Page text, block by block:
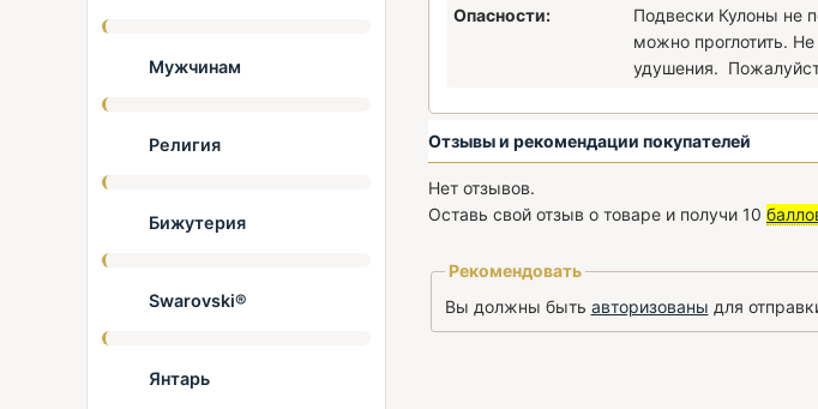
Мужчинам
Религия
Бижутерия
Swarovski®
Янтарь
Опасности:
Подвески Кулоны не
можно проглотить.
удушения.
Отзывы и рекомендации покупателей
Нет отзывов.
Оставь свой отзыв о товаре и получи 10
Рекомендовать
Вы должны быть авторизованы для